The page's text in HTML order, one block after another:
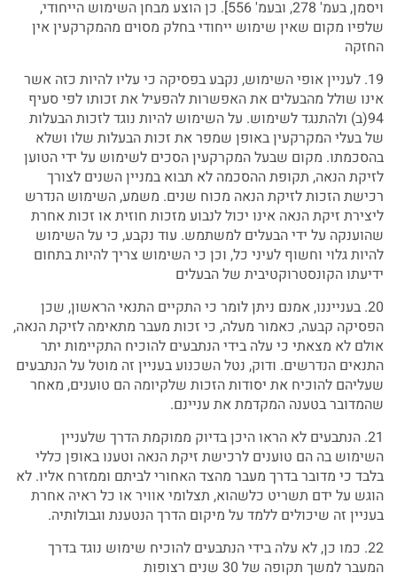
ויסמן, בעמ' 278, ובעמ' 556]. כן הוצע מבחן השימוש הייחודי,
שלפיו מקום שאין שימוש ייחודי בחלק מסוים מהמקרקעין אין
החזקה
19. לעניין אופי השימוש, נקבע בפסיקה כי עליו להיות כזה אשר
אינו שולל מהבעלים את האפשרות להפעיל את זכותו לפי סעיף
94(ב) ולהתנגד לשימוש. על השימוש להיות נוגד לזכות הבעלות
של בעלי המקרקעין באופן שמפר את זכות הבעלות שלו ושלא
בהסכמתו. מקום שבעל המקרקעין הסכים לשימוש על ידי הטוען
לזיקת הנאה, תקופת ההסכמה לא תבוא במניין השנים לצורך
רכישת הזכות לזיקת הנאה מכוח שנים. משמע, השימוש הנדרש
ליצירת זיקת הנאה אינו יכול לנבוע מזכות חוזית או זכות אחרת
שהוענקה על ידי הבעלים למשתמש. עוד נקבע, כי על השימוש
להיות גלוי וחשוף לעיני כל, וכן כי השימוש צריך להיות בתחום
ידיעתו הקונסטרוקטיבית של הבעלים
20. בענייננו, אמנם ניתן לומר כי התקיים התנאי הראשון, שכן
הפסיקה קבעה, כאמור מעלה, כי זכות מעבר מתאימה לזיקת הנאה,
אולם לא מצאתי כי עלה בידי הנתבעים להוכיח התקיימות יתר
התנאים הנדרשים. ודוק, נטל השכנוע בעניין זה מוטל על הנתבעים
שעליהם להוכיח את יסודות הזכות שלקיומה הם טוענים, מאחר
שהמדובר בטענה המקדמת את עניינם.
21. הנתבעים לא הראו היכן בדיוק ממוקמת הדרך שלעניין
השימוש בה הם טוענים לרכישת זיקת הנאה וטענו באופן כללי
בלבד כי מדובר בדרך מעבר מהצד האחורי לביתם וממזרח אליו. לא
הוגש על ידם תשריט כלשהוא, תצלומי אוויר או כל ראיה אחרת
בעניין זה שיכולים ללמד על מיקום הדרך הנטענת וגבולותיה.
22. כמו כן, לא עלה בידי הנתבעים להוכיח שימוש נוגד בדרך
המעבר למשך תקופה של 30 שנים רצופות